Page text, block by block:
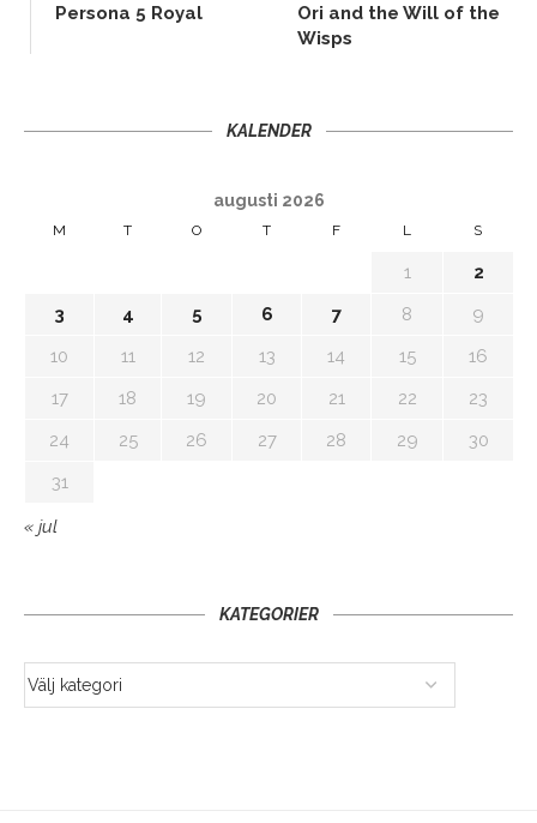
Persona 5 Royal
Ori and the Will of the
Wisps
KALENDER
augusti 2026
M T O T F L S
1
2
3
4 5 6 7 8
9
10
11 12 13 14 15
16
17
18 19 20 21 22
23
24
25 26 27 28 29
30
31
« jul
KATEGORIER